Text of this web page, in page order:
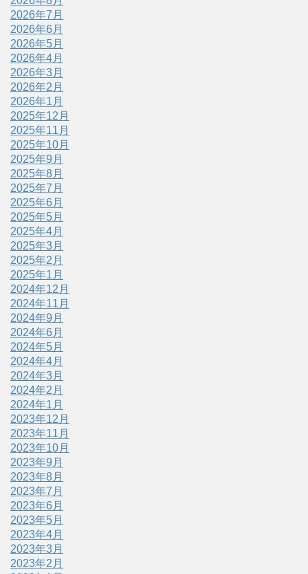
2026年7月
2026年6月
2026年5月
2026年4月
2026年3月
2026年2月
2026年1月
2025年12月
2025年11月
2025年10月
2025年9月
2025年8月
2025年7月
2025年6月
2025年5月
2025年4月
2025年3月
2025年2月
2025年1月
2024年12月
2024年11月
2024年9月
2024年6月
2024年5月
2024年4月
2024年3月
2024年2月
2024年1月
2023年12月
2023年11月
2023年10月
2023年9月
2023年8月
2023年7月
2023年6月
2023年5月
2023年4月
2023年3月
2023年2月